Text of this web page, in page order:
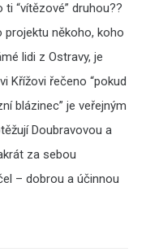
“vítězové” druhou??
projektu někoho, koho
lidi z Ostravy, je
Křížovi řečeno “pokud
blázinec” je veřejným
Doubravovou a
za sebou
– dobrou a účinnou